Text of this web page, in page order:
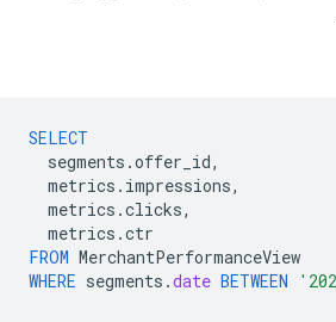
SELECT
segments .offer_id,
metrics . impressions,
metrics .clicks,
metrics .ctr
FROM MerchantPerformanceView
WHERE segments .date BETWEEN